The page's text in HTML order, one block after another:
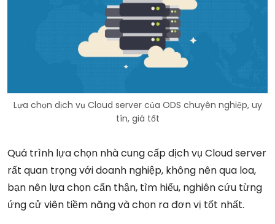
Lựa chọn dịch vụ Cloud server của ODS chuyên nghiệp, uy
tín, giá tốt
Quá trình lựa chọn nhà cung cấp dịch vụ Cloud server
rất quan trọng với doanh nghiệp, không nên qua loa,
bạn nên lựa chọn cẩn thận, tìm hiểu, nghiên cứu từng
ứng cử viên tiềm năng và chọn ra đơn vị tốt nhất.